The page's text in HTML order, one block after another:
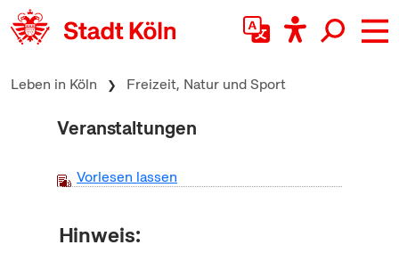
zum Inhalt springen
Leben in Köln Freizeit, Natur und Sport
Veranstaltungen
Vorlesen lassen
Hinweis: